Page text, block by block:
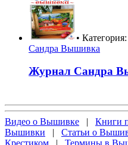
• Категория:
Сандра Вышивка
Журнал Сандра
Видео о Вышивке | Книги
Вышивки | Статьи о